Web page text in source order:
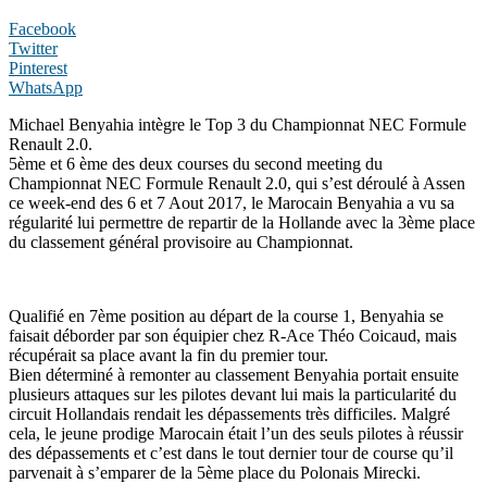
Facebook
Twitter
Pinterest
WhatsApp
Michael Benyahia intègre le Top 3 du Championnat NEC Formule
Renault 2.0.
5ème et 6 ème des deux courses du second meeting du
Championnat NEC Formule Renault 2.0, qui s’est déroulé à Assen
ce week-end des 6 et 7 Aout 2017, le Marocain Benyahia a vu sa
régularité lui permettre de repartir de la Hollande avec la 3ème place
du classement général provisoire au Championnat.
Qualifié en 7ème position au départ de la course 1, Benyahia se
faisait déborder par son équipier chez R-Ace Théo Coicaud, mais
récupérait sa place avant la fin du premier tour.
Bien déterminé à remonter au classement Benyahia portait ensuite
plusieurs attaques sur les pilotes devant lui mais la particularité du
circuit Hollandais rendait les dépassements très difficiles. Malgré
cela, le jeune prodige Marocain était l’un des seuls pilotes à réussir
des dépassements et c’est dans le tout derniertour de course qu’il
parvenait à s’emparer de la 5ème place du Polonais Mirecki.